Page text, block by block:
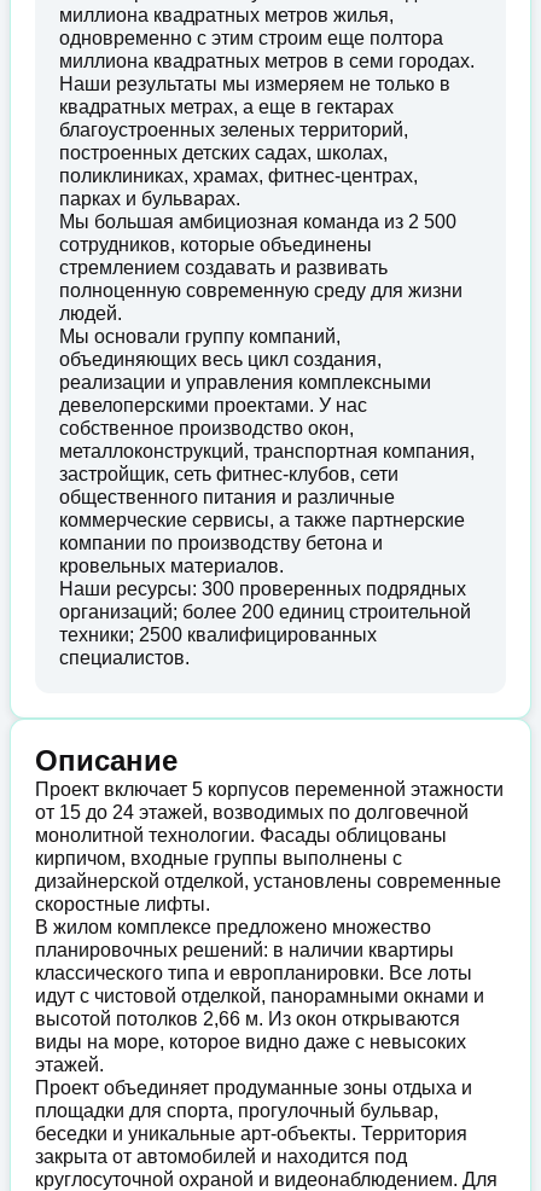
миллиона квадратных метров жилья,
одновременно с этим строим еще полтора
миллиона квадратных метров в семи городах.
Наши результаты мы измеряем не только в
квадратных метрах, а еще в гектарах
благоустроенных зеленых территорий,
построенных детских садах, школах,
поликлиниках, храмах, фитнес-центрах,
парках и бульварах.
Мы большая амбициозная команда из 2 500
сотрудников, которые объединены
стремлением создавать и развивать
полноценную современную среду для жизни
людей.
Мы основали группу компаний,
объединяющих весь цикл создания,
реализации и управления комплексными
девелоперскими проектами. У нас
собственное производство окон,
металлоконструкций, транспортная компания,
застройщик, сеть фитнес-клубов, сети
общественного питания и различные
коммерческие сервисы, а также партнерские
компании по производству бетона и
кровельных материалов.
Наши ресурсы: 300 проверенных подрядных
организаций; более 200 единиц строительной
техники; 2500 квалифицированных
специалистов.
Описание
Проект включает 5 корпусов переменной этажности
от 15 до 24 этажей, возводимых по долговечной
монолитной технологии. Фасады облицованы
кирпичом, входные группы выполнены с
дизайнерской отделкой, установлены современные
скоростные лифты.
В жилом комплексе предложено множество
планировочных решений: в наличии квартиры
классического типа и европланировки. Все лоты
идут с чистовой отделкой, панорамными окнами и
высотой потолков 2,66 м. Из окон открываются
виды на море, которое видно даже с невысоких
этажей.
Проект объединяет продуманные зоны отдыха и
площадки для спорта, прогулочный бульвар,
беседки и уникальные арт-объекты. Территория
закрыта от автомобилей и находится под
круглосуточной охраной и видеонаблюдением. Для